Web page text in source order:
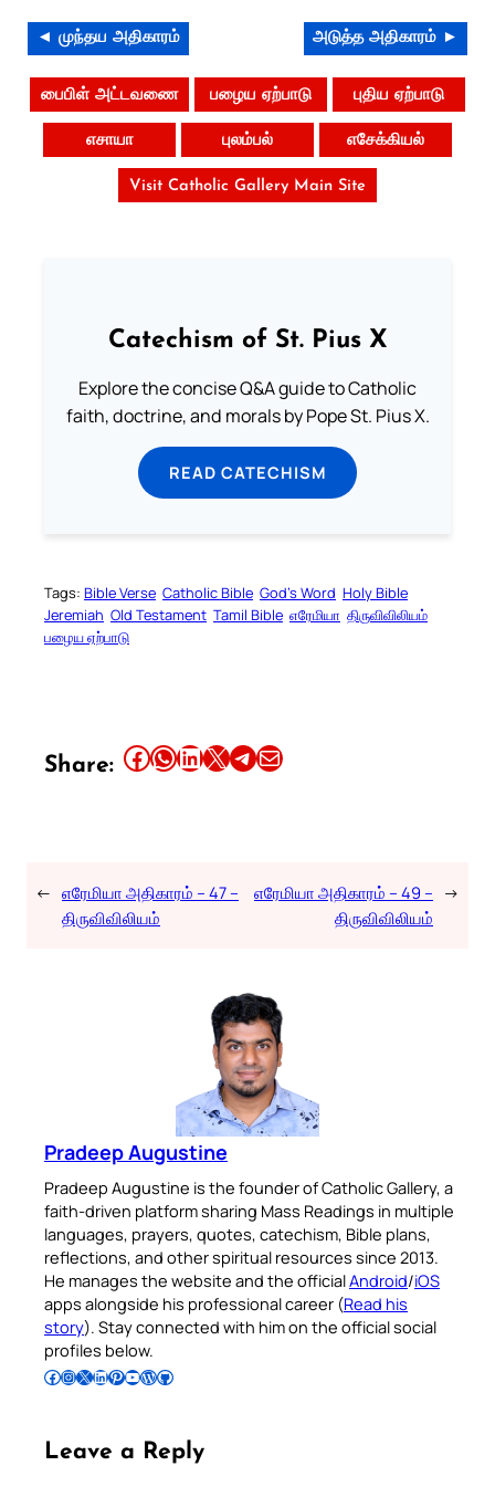
◄ முந்தய அதிகாரம் அடுத்த அதிகாரம் ►
பைபிள் அட்டவணை பழைய ஏற்பாடு புதிய ஏற்பாடு
எசாயா புலம்பல் எசேக்கியல்
Visit Catholic Gallery Main Site
Catechism of St. Pius X
Explore the concise Q&A guide to Catholic
faith, doctrine, and morals by Pope St. Pius X.
READ CATECHISM
Tags: Bible Verse Catholic Bible God’s Word Holy Bible
Jeremiah Old Testament Tamil Bible எரேமியா திருவிவிலியம்
பழைய ஏற்பாடு
Share: Share this article on Facebook Share this article on WhatsApp Share this article on LinkedIn Share this article on X Share this article on TelegramEmail this Article
← எரேமியா அதிகாரம் – 47 –
திருவிவிலியம்
எரேமியா அதிகாரம் – 49 –
திருவிவிலியம்
→
Pradeep Augustine
Pradeep Augustine is the founder of Catholic Gallery, a
faith-driven platform sharing Mass Readings in multiple
languages, prayers, quotes, catechism, Bible plans,
reflections, and other spiritual resources since 2013.
He manages the website and the officialAndroid/iOS
apps alongside his professional career (Read his
story). Stay connected with him on the official social
profiles below.
Follow Pradeep on Facebook Follow Pradeep on InstagramFollow Pradeep on X Follow Pradeep on LinkedIn Follow Pradeep on Pinterest Subscribe to Pradeep’s Youtube Channel Follow Pradeep on WordPress Follow Pradeep on GitHub
Leave a Reply